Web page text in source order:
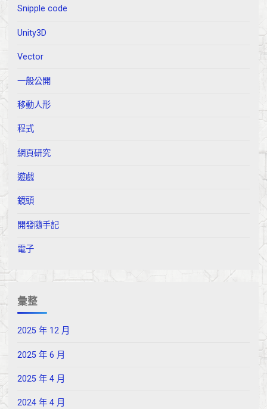
Snipple code
Unity3D
Vector
一般公開
移動人形
程式
網頁研究
遊戲
鏡頭
開發隨手記
電子
彙整
2025 年 12 月
2025 年 6 月
2025 年 4 月
2024 年 4 月